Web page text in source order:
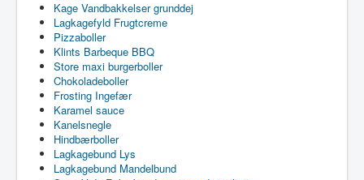
Kage Vandbakkelser grunddej
Lagkagefyld Frugtcreme
Pizzaboller
Klints Barbeque BBQ
Store maxi burgerboller
Chokoladeboller
Frosting Ingefær
Karamel sauce
Kanelsnegle
Hindbærboller
Lagkagebund Lys
Lagkagebund Mandelbund